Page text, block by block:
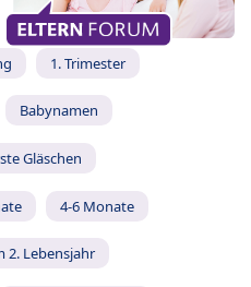
1. Trimester
Babynamen
Gläschen
4-6 Monate
2. Lebensjahr